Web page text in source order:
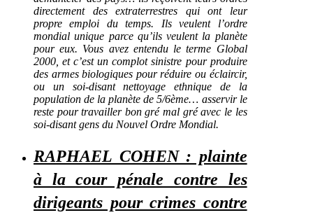
directement des extraterrestres qui ont leur
propre emploi du temps. Ils veulent l’ordre
mondial unique parce qu’ils veulent la planète
pour eux. Vous avez entendu le terme Global
2000, et c’est un complot sinistre pour produire
des armes biologiques pour réduire ou éclaircir,
ou un soi-disant nettoyage ethnique de la
population de la planète de 5/6ème… asservir le
reste pour travailler bon gré mal gré avec le les
soi-disant gens du Nouvel Ordre Mondial.
RAPHAEL COHEN : plainte
à la cour pénale contre les
dirigeants pour crimes contre